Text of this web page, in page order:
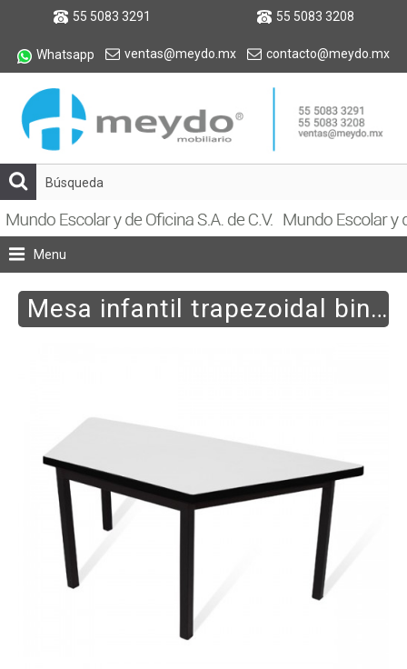
55 5083 3291 55 5083 3208
Whatsapp ventas@meydo.mx contacto@meydo.mx
Menu
Mesa infantil trapezoidal binaria cub. melamina